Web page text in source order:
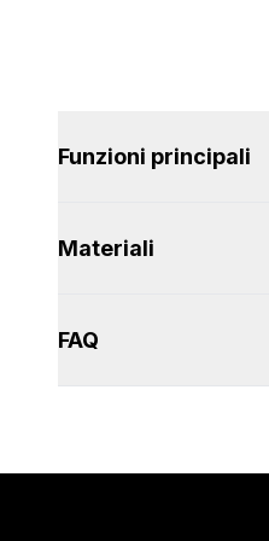
Funzioni principali
Materiali
FAQ